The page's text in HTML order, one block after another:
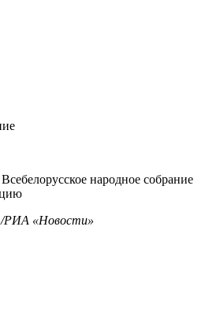
РИА «Новости»